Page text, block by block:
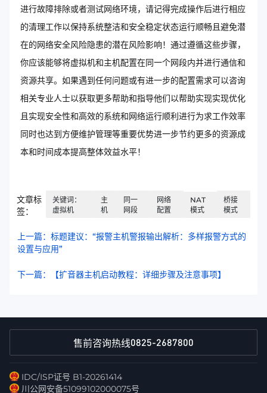
进行故障排除或者测试网络环境，请记得完成操作后进行相应
的清理工作以保持系统整洁和安全稳定状态运行顺畅且避免潜
在的网络安全风险隐患的潜在风险影响！通过遵循这些步骤，
你应该能够将虚拟机和主机配置在同一个网段内并进行通信和
资源共享。如果遇到任何问题或有进一步的配置需求可以咨询
相关专业人士以获取更多帮助和指导他们以帮助实现实现优化
且实现安全性和高效的系统和网络运行顺利进行为求工作效率
同时也达到方便维护管理等重要优势进一步节约更多的资源成
本和时间成本提高整体效益水平！
文章标
签：
关键词：
虚拟机
主
机
同一
网段
网络
配置
NAT
模式
桥接
模式
上一篇：标题建议：“报警主机警报输出解析：多样报警方式的
设置与应用”
下一篇：【扩音器主机启动教程：详细步骤及注意事项】
售前咨询热线0825-2687800
IDC/ISP证号 B1-20261414
川公网安备51099102000075号